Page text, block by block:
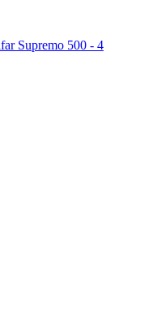
Supremo 500 - 4